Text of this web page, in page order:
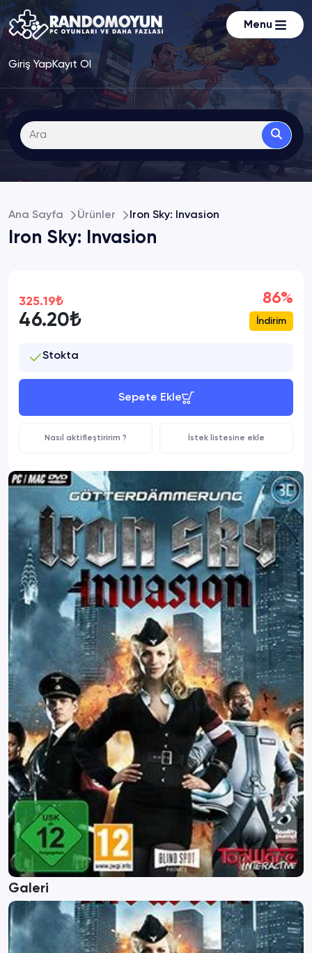
Menu
Giriş YapKayıt Ol
Ana Sayfa Ürünler Iron Sky: Invasion
Iron Sky: Invasion
Galeri
325.19₺
46.20₺
86%
İndirim
Stokta
Sepete Ekle
Nasıl aktifleştiririm ? İstek listesine ekle